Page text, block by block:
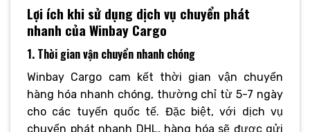
Lợi ích khi sử dụng dịch vụ chuyển phát
nhanh của Winbay Cargo
1. Thời gian vận chuyển nhanh chóng
Winbay Cargo cam kết thời gian vận chuyển
hàng hóa nhanh chóng, thường chỉ từ 5-7 ngày
cho các tuyến quốc tế. Đặc biệt, với dịch vụ
chuyển phát nhanh DHL, hàng hóa sẽ được gửi